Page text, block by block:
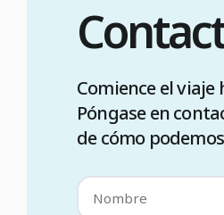
Comience el
Póngase en
de cómo